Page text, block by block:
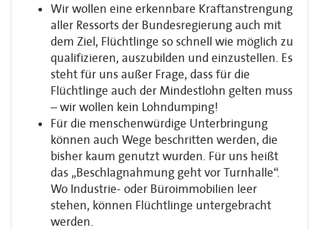
Wir wollen eine erkennbare Kraftanstrengung
aller Ressorts der Bundesregierung auch mit
dem Ziel, Flüchtlinge so schnell wie möglich zu
qualifizieren, auszubilden und einzustellen. Es
steht für uns außer Frage, dass für die
Flüchtlinge auch der Mindestlohn gelten muss
– wir wollen kein Lohndumping!
Für die menschenwürdige Unterbringung
können auch Wege beschritten werden, die
bisher kaum genutzt wurden. Für uns heißt
das „Beschlagnahmung geht vor Turnhalle“.
Wo Industrie- oder Büroimmobilien leer
stehen, können Flüchtlinge untergebracht
werden.